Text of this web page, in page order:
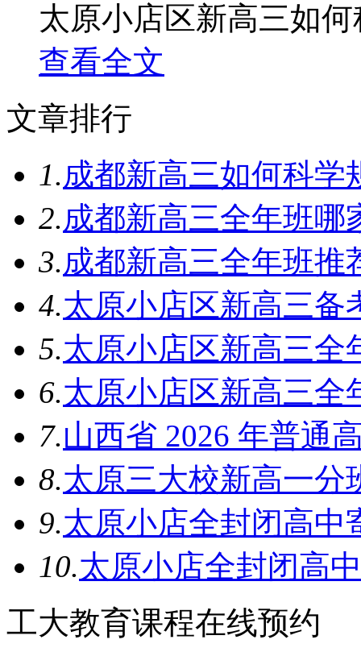
太原小店区新高三如
查看全文
文章排行
1.成都新高三如何科学
2.成都新高三全年班哪
3.成都新高三全年班推
4.太原小店区新高三备
5.太原小店区新高三全
6.太原小店区新高三全
7.山西省 2026 年普通
8.太原三大校新高一分
9.太原小店全封闭高中
10.太原小店全封闭高
工大教育课程在线预约